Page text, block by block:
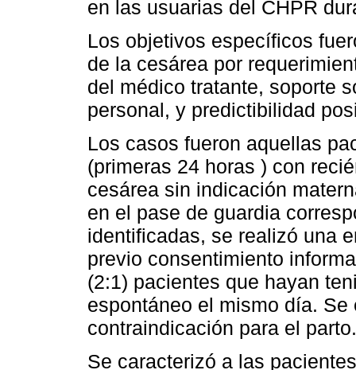
en las usuarias del CHPR
Los objetivos específicos
de la cesárea por
del médico tratante, soporte
personal, y predictibilidad
Los casos fueron aquellas
(primeras 24 horas ) con
cesárea sin indicación
en el pase de guardia
identificadas, se realizó una
previo consentimiento
(2:1) pacientes que hayan
espontáneo el mismo día.
contraindicación para el parto.
Se caracterizó a las